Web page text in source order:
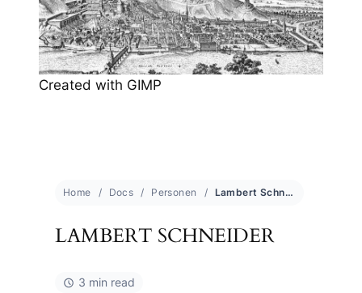
Created with GIMP
Home Docs Personen Lambert Schneider
LAMBERT SCHNEIDER
3 min read